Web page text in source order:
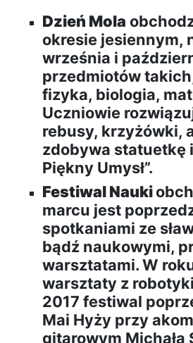
Dzień Mola
okresie jesiennym,
września i
przedmiotów
fizyka, biologia,
Uczniowie
rebusy, krzyżówki,
zdobywa statuetkę i
Piękny Umysł”.
Festiwal Nauki
marcu jest
spotkaniami ze
bądź naukowymi,
warsztatami. W
warsztaty z
2017 festiwal
Mai Hyży przy
gitarowym Michała